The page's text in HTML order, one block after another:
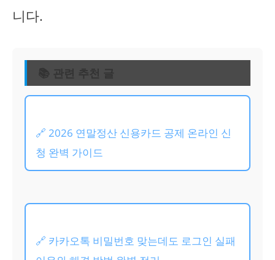
니다.
📚 관련 추천 글
🔗 2026 연말정산 신용카드 공제 온라인 신
청 완벽 가이드
🔗 카카오톡 비밀번호 맞는데도 로그인 실패